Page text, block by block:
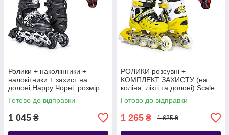
Ролики + наколінники +
налокітники + захист на
долоні Happy Чорні, розмір
29-33
Готово до відправки
1 045 ₴
РОЛИКИ розсувні +
КОМПЛЕКТ ЗАХИСТУ (на
коліна, лікті та долоні) Scale
Sports жовті, розмір 29-33
Готово до відправки
1 265 ₴ 1 625 ₴